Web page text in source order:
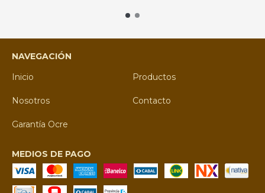
NAVEGACIÓN
Inicio
Productos
Nosotros Contacto
Garantía Ocre
MEDIOS DE PAGO